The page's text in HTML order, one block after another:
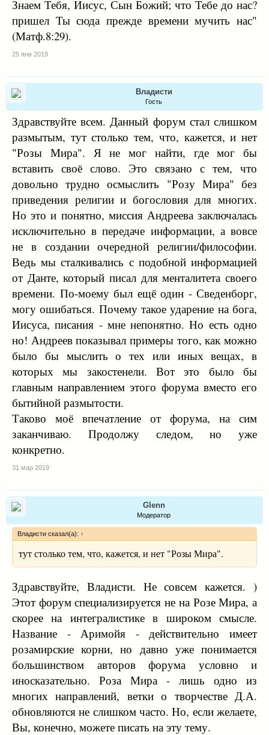
Знаем Тебя, Иисус, Сын Божий; что Тебе до нас?
пришел Ты сюда прежде времени мучить нас"
(Матф.8:29).
25 янв 2019
Владисти
Гость
Здравствуйте всем. Данный форум стал слишком
размытым, тут столько тем, что, кажется, и нет
"Розы Мира". Я не мог найти, где мог бы
вставить своё слово. Это связано с тем, что
довольно трудно осмыслить "Розу Мира" без
приведения религии и богословия для многих.
Но это и понятно, миссия Андреева заключалась
исключительно в передаче информации, а вовсе
не в создании очередной религии/философии.
Ведь мы сталкивались с подобной информацией
от Данте, который писал для менталитета своего
времени. По-моему был ещё один - Сведенборг,
могу ошибаться. Почему такое ударение на бога,
Иисуса, писания - мне непонятно. Но есть одно
но! Андреев показывал примеры того, как можно
было бы мыслить о тех или иных вещах, в
которых мы закостенели. Вот это было бы
главным направлением этого форума вместо его
бытийной размытости.
Таково моё впечатление от форума, на сим
заканчиваю. Продолжу следом, но уже
конкретно.
31 мар 2019
Glenn
Модератор
Владисти сказал(а): ↑
тут столько тем, что, кажется, и нет "Розы Мира".
Здравствуйте, Владисти. Не совсем кажется. )
Этот форум специализируется не на Розе Мира, а
скорее на интегралистике в широком смысле.
Название - Аримойя - действительно имеет
розамирские корни, но давно уже понимается
большинством авторов форума условно и
иносказательно. Роза Мира - лишь одно из
многих направлений, ветки о творчестве Д.А.
обновляются не слишком часто. Но, если желаете,
Вы, конечно, можете писать на эту тему.